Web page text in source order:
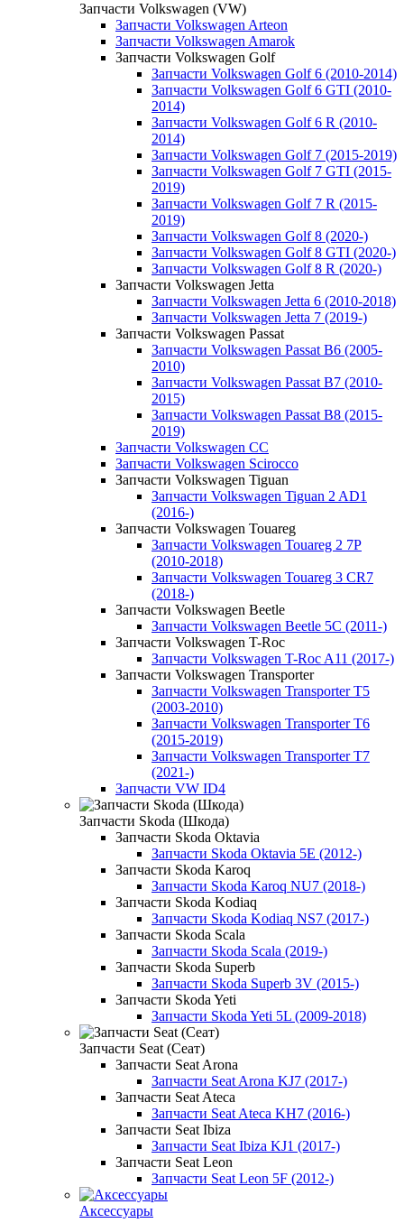
Запчасти Volkswagen (VW)
Запчасти Volkswagen Arteon
Запчасти Volkswagen Amarok
Запчасти Volkswagen Golf
Запчасти Volkswagen Golf 6 (2010-2014)
Запчасти Volkswagen Golf 6 GTI (2010-
2014)
Запчасти Volkswagen Golf 6 R (2010-
2014)
Запчасти Volkswagen Golf 7 (2015-2019)
Запчасти Volkswagen Golf 7 GTI (2015-
2019)
Запчасти Volkswagen Golf 7 R (2015-
2019)
Запчасти Volkswagen Golf 8 (2020-)
Запчасти Volkswagen Golf 8 GTI (2020-)
Запчасти Volkswagen Golf 8 R (2020-)
Запчасти Volkswagen Jetta
Запчасти Volkswagen Jetta 6 (2010-2018)
Запчасти Volkswagen Jetta 7 (2019-)
Запчасти Volkswagen Passat
Запчасти Volkswagen Passat B6 (2005-
2010)
Запчасти Volkswagen Passat B7 (2010-
2015)
Запчасти Volkswagen Passat B8 (2015-
2019)
Запчасти Volkswagen CC
Запчасти Volkswagen Scirocco
Запчасти Volkswagen Tiguan
Запчасти Volkswagen Tiguan 2 AD1
(2016-)
Запчасти Volkswagen Touareg
Запчасти Volkswagen Touareg 2 7P
(2010-2018)
Запчасти Volkswagen Touareg 3 CR7
(2018-)
Запчасти Volkswagen Beetle
Запчасти Volkswagen Beetle 5C (2011-)
Запчасти Volkswagen T-Roc
Запчасти Volkswagen T-Roc A11 (2017-)
Запчасти Volkswagen Transporter
Запчасти Volkswagen Transporter T5
(2003-2010)
Запчасти Volkswagen Transporter T6
(2015-2019)
Запчасти Volkswagen Transporter T7
(2021-)
Запчасти VW ID4
Запчасти Skoda (Шкода)
Запчасти Skoda Oktavia
Запчасти Skoda Oktavia 5E (2012-)
Запчасти Skoda Karoq
Запчасти Skoda Karoq NU7 (2018-)
Запчасти Skoda Kodiaq
Запчасти Skoda Kodiaq NS7 (2017-)
Запчасти Skoda Scala
Запчасти Skoda Scala (2019-)
Запчасти Skoda Superb
Запчасти Skoda Superb 3V (2015-)
Запчасти Skoda Yeti
Запчасти Skoda Yeti 5L (2009-2018)
Запчасти Seat (Сеат)
Запчасти Seat Arona
Запчасти Seat Arona KJ7 (2017-)
Запчасти Seat Ateca
Запчасти Seat Ateca KH7 (2016-)
Запчасти Seat Ibiza
Запчасти Seat Ibiza KJ1 (2017-)
Запчасти Seat Leon
Запчасти Seat Leon 5F (2012-)
Аксессуары